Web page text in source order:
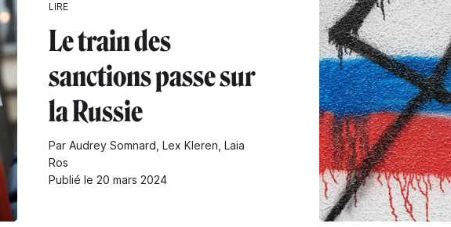
LIRE
Le train des
sanctions passe sur
la Russie
Par Audrey Somnard, Lex Kleren, Laia
Ros
Publié le 20 mars 2024